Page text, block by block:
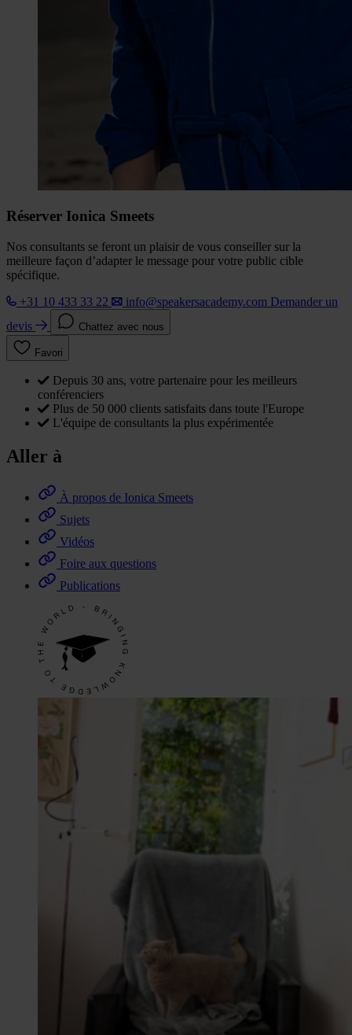
Réserver Ionica Smeets
Nos consultants se feront un plaisir de vous conseiller sur la
meilleure façon d’adapter le message pour votre public cible
spécifique.
+31 10 433 33 22
info@speakersacademy.com Demander un
devis
Chattez avec nous
Favori
Depuis 30 ans, votre partenaire pour les meilleurs
conférenciers
Plus de 50 000 clients satisfaits dans toute l'Europe
L'équipe de consultants la plus expérimentée
Aller à
À propos de Ionica Smeets
Sujets
Vidéos
Foire aux questions
Publications